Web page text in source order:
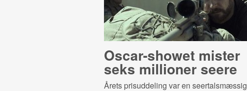
Oscar-showet mister
seks millioner seere
Årets prisuddeling var en seertalsmæssig